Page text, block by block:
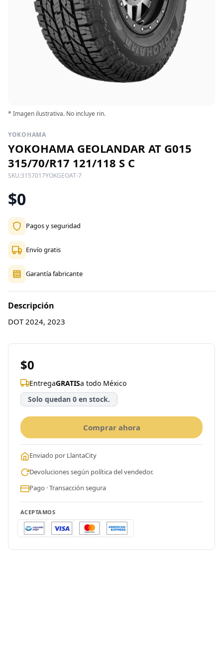
* Imagen ilustrativa. No incluye rin.
YOKOHAMA
YOKOHAMA GEOLANDAR AT G015
315/70/R17 121/118 S C
SKU:3157017YOKGEOAT-7
$0
Pagos y seguridad
Envío gratis
Garantía fabricante
Descripción
DOT 2024, 2023
$0
EntregaGRATISa todo México
Solo quedan 0 en stock.
Comprar ahora
Enviado por LlantaCity
Devoluciones según política del vendedor.
Pago · Transacción segura
ACEPTAMOS